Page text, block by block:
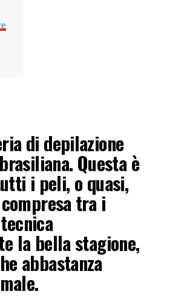
di depilazione
Questa è
i peli, o quasi,
tra i
la bella stagione,
abbastanza